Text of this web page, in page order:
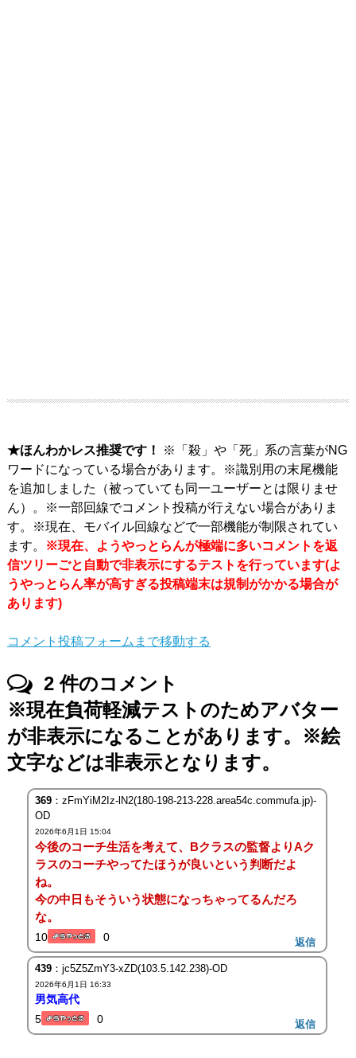
★ほんわかレス推奨です！
※「殺」や「死」系の言葉がNG
ワードになっている場合があります。※識別用の末尾機能
を追加しました（被っていても同一ユーザーとは限りませ
ん）。※一部回線でコメント投稿が行えない場合がありま
す。※現在、モバイル回線などで一部機能が制限されてい
ます。
※現在、ようやっとらんが極端に多いコメントを返
信ツリーごと自動で非表示にするテストを行っています(よ
うやっとらん率が高すぎる投稿端末は規制がかかる場合が
あります)
コメント投稿フォームまで移動する
2件のコメント
※現在負荷軽減テストのためアバター
が非表示になることがあります。※絵
文字などは非表示となります。
369：zFmYiM2Iz-lN2(180-198-213-228.area54c.commufa.jp)-
OD
2026年6月1日 15:04
今後のコーチ生活を考えて、Bクラスの監督よりAク
ラスのコーチやってたほうが良いという判断だよ
ね。
今の中日もそういう状態になっちゃってるんだろ
な。
10 0 返信
439：jc5Z5ZmY3-xZD(103.5.142.238)-OD
2026年6月1日 16:33
男気高代
5
0 返信